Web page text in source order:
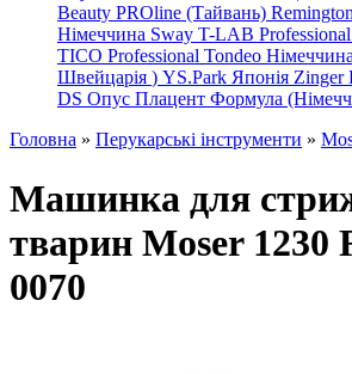
Beauty PROline (Тайвань)
Німеччина Sway T-LAB Professional
TICO Professional Tondeo Німеччина
Швейцарія ) YS.Park Японія Zinger
DS Опус Плацент Формула
Головна » Перукарські інструменти »
Машинка для
тварин Moser 1230
0070